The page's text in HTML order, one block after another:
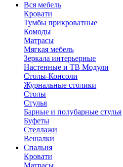
Вся мебель
Кровати
Тумбы прикроватные
Комоды
Матрасы
Мягкая мебель
Зеркала интерьерные
Настенные и ТВ Модули
Столы-Консоли
Журнальные столики
Столы
Стулья
Барные и полубарные стулья
Буфеты
Стеллажи
Вешалки
Cпальня
Кровати
Матрасы